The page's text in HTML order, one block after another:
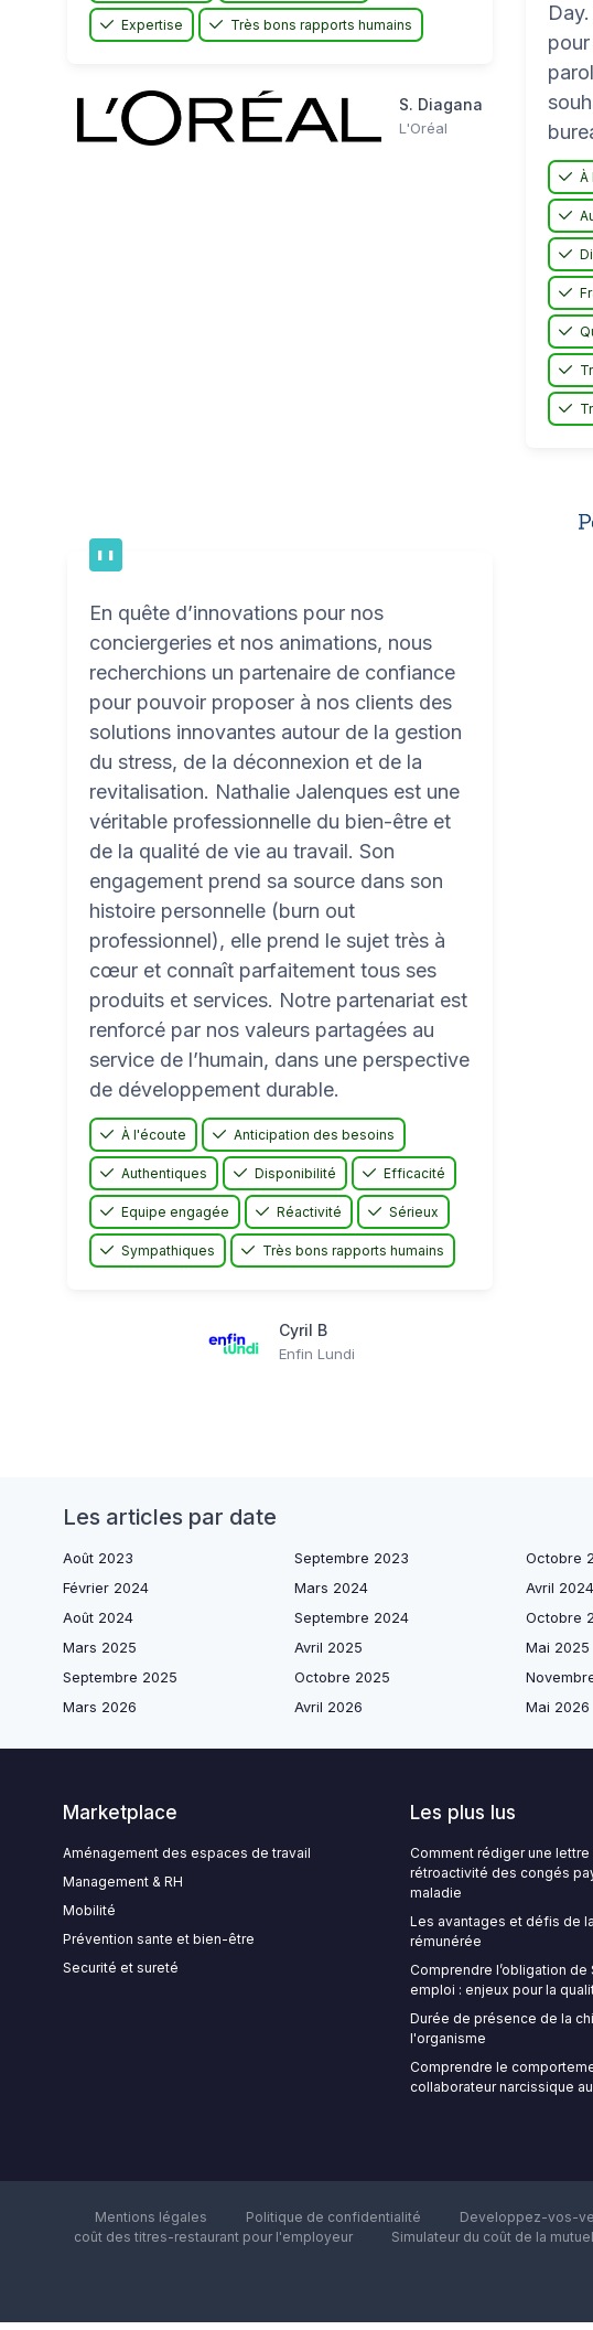
Expertise Très bons rapports humains
S. Diagana
L'Oréal
À
En quête d’innovations pour nos
conciergeries et nos animations, nous
recherchions un partenaire de confiance
pour pouvoir proposer à nos clients des
solutions innovantes autour de la gestion
du stress, de la déconnexion et de la
revitalisation. Nathalie Jalenques est une
véritable professionnelle du bien-être et
de la qualité de vie au travail. Son
engagement prend sa source dans son
histoire personnelle (burn out
professionnel), elle prend le sujet très à
cœur et connaît parfaitement tous ses
produits et services. Notre partenariat est
renforcé par nos valeurs partagées au
service de l’humain, dans une perspective
de développement durable.
À l'écoute Anticipation des besoins
Authentiques Disponibilité Efficacité
Equipe engagée Réactivité Sérieux
Sympathiques Très bons rapports humains
Cyril B
Enfin Lundi
Les articles par date
Août 2023 Septembre 2023 Octobre
Février 2024
Mars 2024 Avril 2024
Août 2024
Septembre 2024 Octobre
Mars 2025
Avril 2025 Mai 2025
Septembre 2025
Octobre 2025
Mars 2026
Avril 2026 Mai 2026
Marketplace
Aménagement des espaces de travail
Management & RH
Mobilité
Prévention sante et bien-être
Securité et sureté
Les plus lus
Comment rédiger une
rétroactivité des congés
maladie
Les avantages et défis de
rémunérée
Comprendre l’obligation
emploi : enjeux pour la
Durée de présence de la
l'organisme
Comprendre le
collaborateur narcissique
Mentions légales Politique de confidentialité Developpez-vos-
coût des titres-restaurant pour l'employeur
Simulateur du coût de la